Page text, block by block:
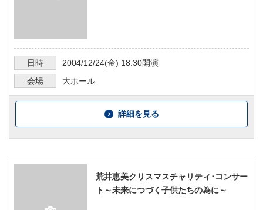
日時 2004/12/24(金) 18:30開演
会場
大ホール
詳細を見る
荒井恵美クリスマスチャリティ･コンサー
ト～未来につづく子供たちの為に～